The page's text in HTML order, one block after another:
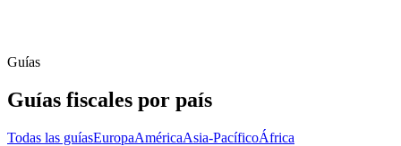
Guías
Guías fiscales por país
Todas las guíasEuropaAméricaAsia-PacíficoÁfrica